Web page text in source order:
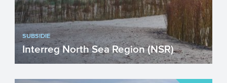
SUBSIDIE
Interreg North Sea Region (NSR)